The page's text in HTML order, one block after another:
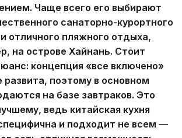
Чаще всего его выбирают
санаторно-курортного
отличного пляжного отдыха,
на острове Хайнань. Стоит
концепция «все включено»
развита, поэтому в основном
на базе завтраков. Это
ведь китайская кухня
и подходит не всем —